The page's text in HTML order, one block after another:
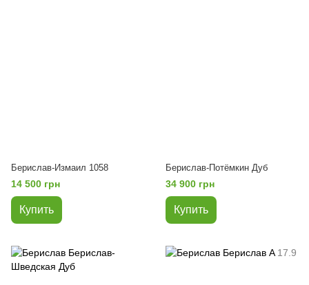
Берислав-Измаил 1058
14 500 грн
Купить
Берислав-Потёмкин Дуб
34 900 грн
Купить